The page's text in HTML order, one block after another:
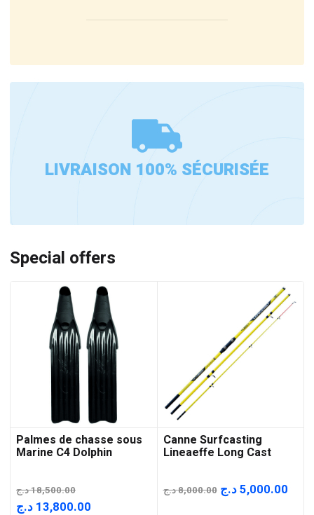
LIVRAISON 100% SÉCURISÉE
Special offers
Palmes de chasse sous
Marine C4 Dolphin
18,500.00د.ج
Le 13,800.00 د.ج
Canne Surfcasting
Lineaeffe Long Cast
8,000.00د.ج
Le 5,000.00د.ج
Le